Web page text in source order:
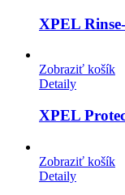
XPEL
Zobraziť košík
Detaily
XPEL
Zobraziť košík
Detaily